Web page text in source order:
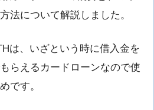
法について解説しました。
は、いざという時に借入金を
らえるカードローンなので使
です。